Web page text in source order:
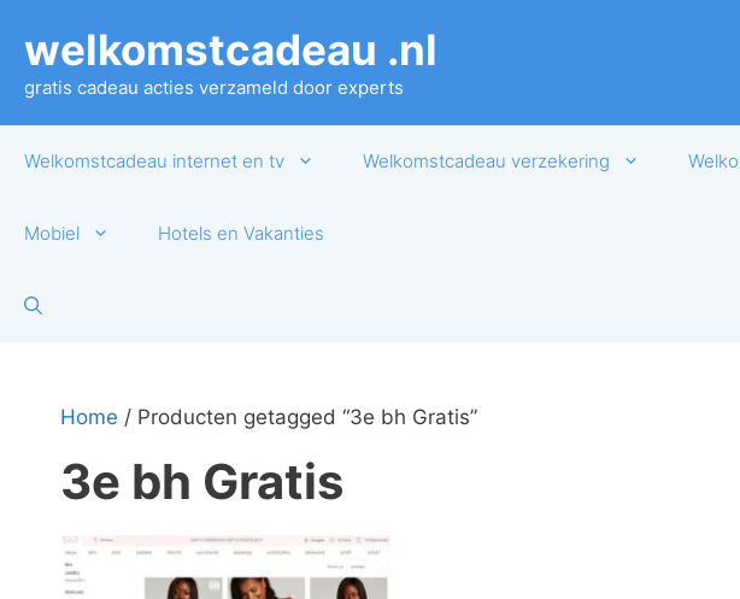
naar
inhoud
welkomstcadeau .nl
gratis cadeau acties verzameld door experts
Welkomstcadeau internet en tv Welkomstcadeau verzekering
Mobiel Hotels en Vakanties
Home / Producten getagged “3e bh Gratis”
3e bh Gratis